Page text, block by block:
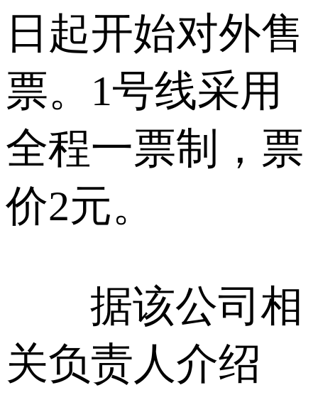
日起开始对外售
票。1号线采用
全程一票制，票
价2元。
据该公司相
关负责人介绍